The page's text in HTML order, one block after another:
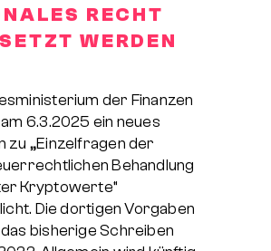
RECHT
WERDEN
der Finanzen
6.3.2025 ein neues
zu „Einzelfragen der
Behandlung
Kryptowerte“
Die dortigen Vorgaben
bisherige Schreiben